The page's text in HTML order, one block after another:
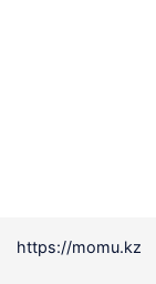
https://momu.kz